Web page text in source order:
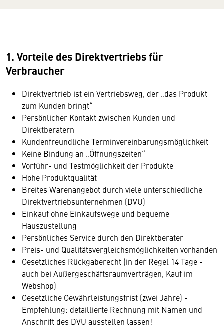
1. Vorteile des Direktvertriebs für
Verbraucher
Direktvertrieb ist ein Vertriebsweg, der „das Produkt
zum Kunden bringt“
Persönlicher Kontakt zwischen Kunden und
Direktberatern
Kundenfreundliche Terminvereinbarungsmöglichkeit
Keine Bindung an „Öffnungszeiten“
Vorführ- und Testmöglichkeit der Produkte
Hohe Produktqualität
Breites Warenangebot durch viele unterschiedliche
Direktvertriebsunternehmen (DVU)
Einkauf ohne Einkaufswege und bequeme
Hauszustellung
Persönliches Service durch den Direktberater
Preis- und Qualitätsvergleichsmöglichkeiten vorhanden
Gesetzliches Rückgaberecht (in der Regel 14 Tage -
auch bei Außergeschäftsraumverträgen, Kauf im
Webshop)
Gesetzliche Gewährleistungsfrist (zwei Jahre) -
Empfehlung: detaillierte Rechnung mit Namen und
Anschrift des DVU ausstellen lassen!